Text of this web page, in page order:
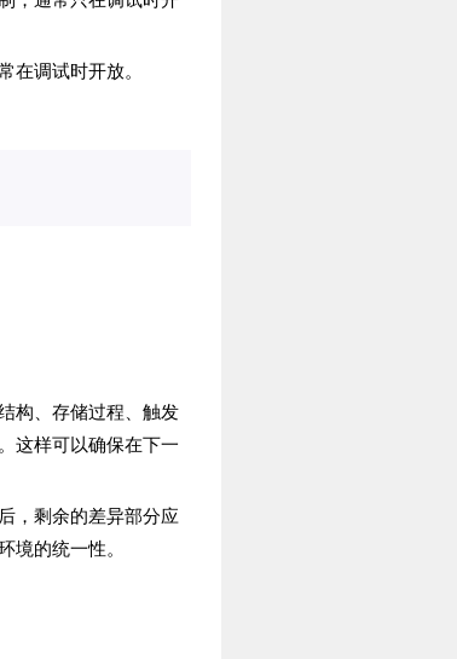
在调试时开放。
构、存储过程、触发
这样可以确保在下一
，剩余的差异部分应
的统一性。